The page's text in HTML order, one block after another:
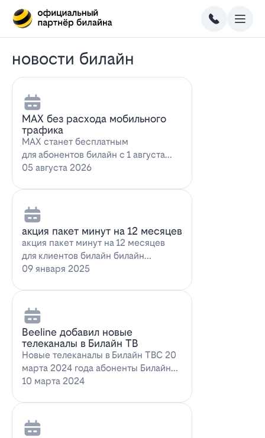
новости билайн
MAX без расхода мобильного
трафика
MAX станет бесплатным
для абонентов билайн с 1 августа
2026 года использование
05 августа 2026
акция пакет минут на 12 месяцев
акция пакет минут на 12 месяцев
для клиентов билайн билайн
запускает новое выгодное
09 января 2025
Beeline добавил новые
телеканалы в Билайн ТВ
Новые телеканалы в Билайн ТВС 20
марта 2024 года абоненты Билайн
ТВ получат возможность
10 марта 2024